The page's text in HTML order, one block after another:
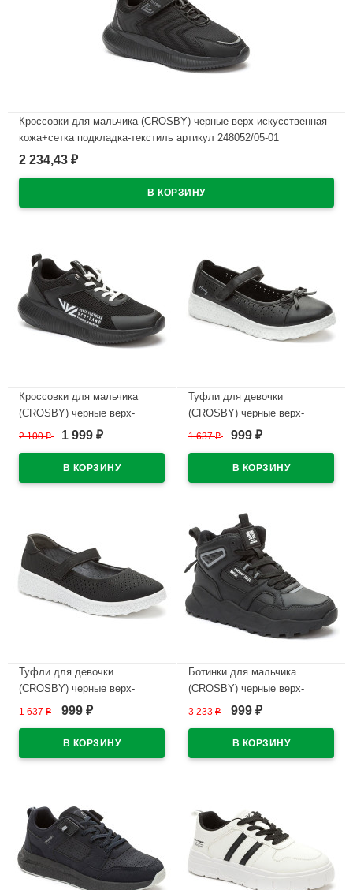
Кроссовки для мальчика (CROSBY) черные верх-искусственная
кожа+сетка подкладка-текстиль артикул 248052/05-01
В наличии
2 234,43 ₽
Кроссовки для мальчика
(CROSBY) черные верх-
искусственная кожа+сетка
248052/04-02
2 100₽ 1 999 ₽
Туфли для девочки
(CROSBY) черные верх-
искусственный нубук
размерный ряд 33-38
арт.248002/06-03
1 637₽ 999 ₽
Туфли для девочки
(CROSBY) черные верх-
искусственный нубук
размерный ряд 34-
38арт.248002/03-04
1 637₽ 999 ₽
Ботинки для мальчика
(CROSBY) черные верх-
искусственная кожа
248298/02-01
3 233₽ 999 ₽